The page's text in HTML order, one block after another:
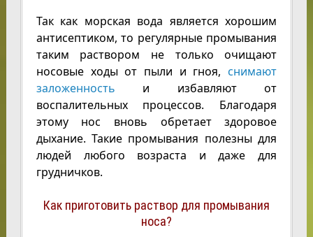
Так как морская вода является хорошим
антисептиком, то регулярные промывания
таким раствором не только очищают
носовые ходы от пыли и гноя,снимают
заложенность и избавляют от
воспалительных процессов. Благодаря
этому нос вновь обретает здоровое
дыхание. Такие промывания полезны для
людей любого возраста и даже для
грудничков.
Как приготовить раствор для промывания
носа?